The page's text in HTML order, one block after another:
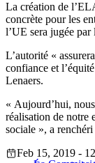
La création de
concrète pour les
l’UE sera jugée
L’autorité «
confiance et
Lenaers.
« Aujourd’hui,
réalisation de notre
sociale », a
Feb 15, 2019 -